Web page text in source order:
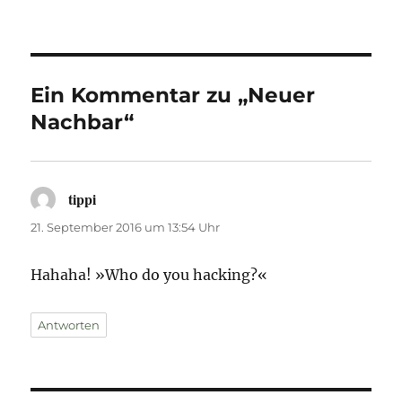
Ein Kommentar zu „Neuer
Nachbar“
tippi
21. September 2016 um 13:54 Uhr
Hahaha! »Who do you hacking?«
Antworten